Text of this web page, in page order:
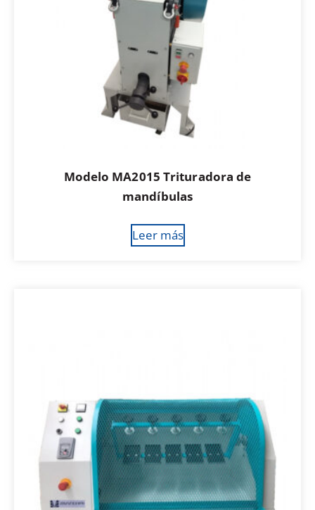
Modelo MA2015 Trituradora de
mandíbulas
Leer más